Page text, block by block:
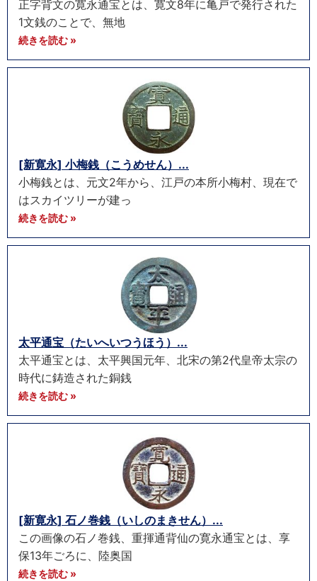
正字背文の寛永通宝とは、寛文8年に亀戸で発行された
1文銭のことで、無地
続きを読む »
[新寛永] 小梅銭（こうめせん）...
小梅銭とは、元文2年から、江戸の本所小梅村、現在で
はスカイツリーが建っ
続きを読む »
太平通宝（たいへいつうほう）...
太平通宝とは、太平興国元年、北宋の第2代皇帝太宗の
時代に鋳造された銅銭
続きを読む »
[新寛永] 石ノ巻銭（いしのまきせん）...
この画像の石ノ巻銭、重揮通背仙の寛永通宝とは、享
保13年ごろに、陸奥国
続きを読む »